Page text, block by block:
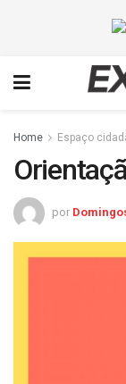
Home Espaço
por